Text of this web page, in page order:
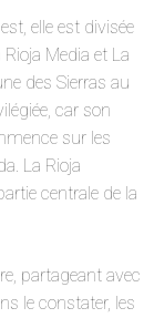
elle est divisée
Media et La
des Sierras au
car son
sur les
La Rioja
centrale de la
partageant avec
le constater, les